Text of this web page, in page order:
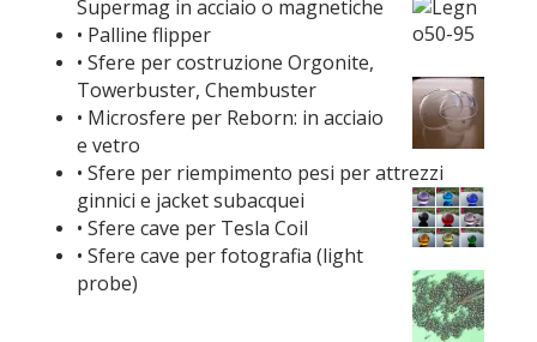
Supermag in acciaio o magnetiche
• Palline flipper
• Sfere per costruzione Orgonite,
Towerbuster, Chembuster
• Microsfere per Reborn: in acciaio
e vetro
• Sfere per riempimento pesi per attrezzi
ginnici e jacket subacquei
• Sfere cave per Tesla Coil
• Sfere cave per fotografia (light
probe)